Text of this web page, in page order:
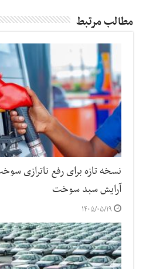
مطالب مرتبط
نسخه تازه برای رفع ناترازی
آرایش سبد سوخت
۱۴۰۵/۰۵/۱۹